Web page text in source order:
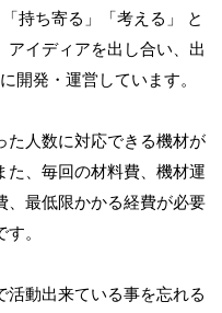
持ち寄る」「考える」 と
アイディアを出し合い、出
開発・運営しています。
た人数に対応できる機材が
た、毎回の材料費、機材運
、最低限かかる経費が必要
す。
活動出来ている事を忘れる